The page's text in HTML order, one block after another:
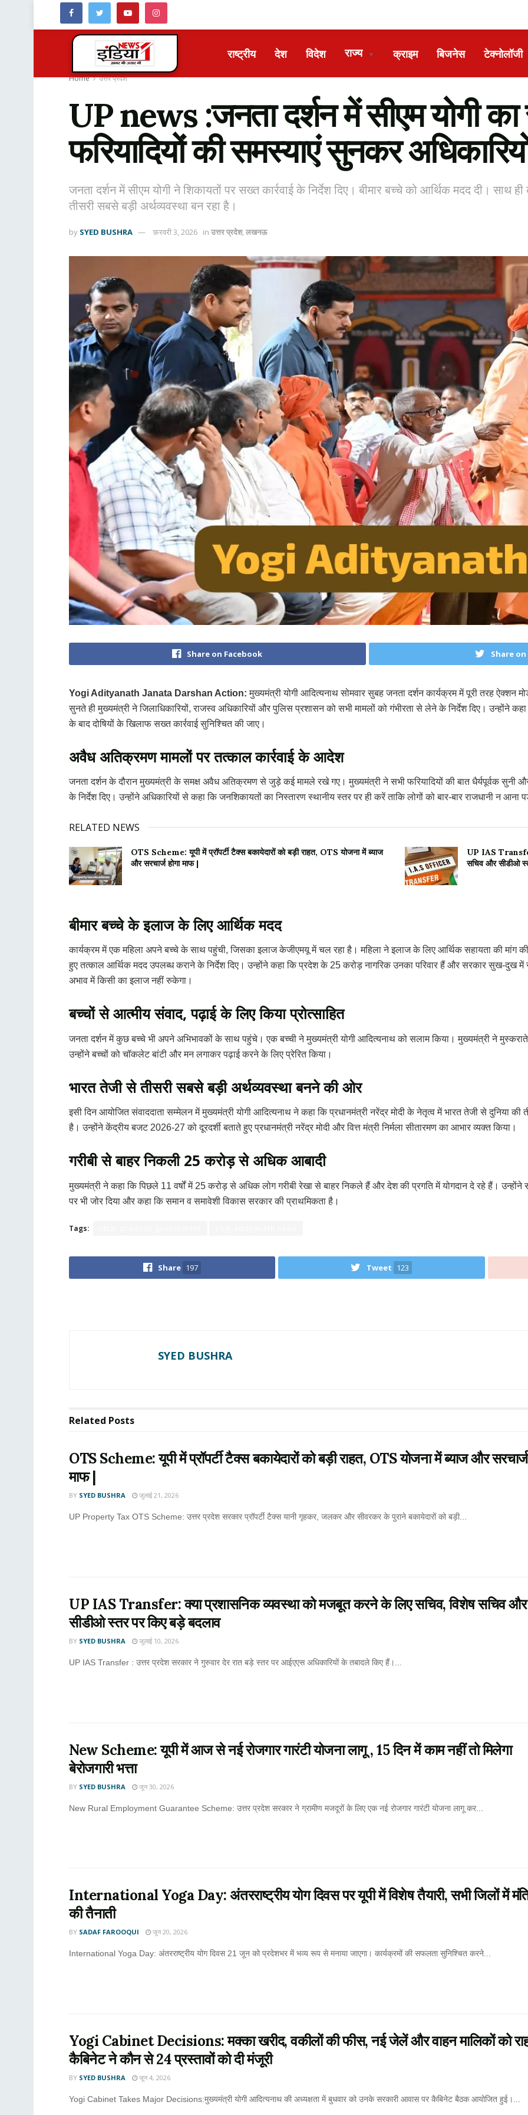
राष्ट्रीय देश विदेश राज्य ▼ क्राइम बिजनेस टेक्नोलॉजी
Home उत्तर प्रदेश
UP news :जनता दर्शन में सीएम योगी
फरियादियों की समस्याएं सुनकर
जनता दर्शन में सीएम योगी ने शिकायतों पर सख्त कार्रवाई के निर्देश दिए। बीमार बच्चे को आर्थिक मदद दी। साथ
तीसरी सबसे बड़ी अर्थव्यवस्था बन रहा है।
by SYED BUSHRA फ़रवरी 3, 2026 in उत्तर प्रदेश,लखनऊ
Share on Facebook Share
Yogi Adityanath Janata Darshan Action: मुख्यमंत्री योगी आदित्यनाथ सोमवार सुबह जनता दर्शन कार्यक्रम में पूरी तरह ऐक्शन
सुनते ही मुख्यमंत्री ने जिलाधिकारियों, राजस्व अधिकारियों और पुलिस प्रशासन को सभी मामलों को गंभीरता से लेने के निर्देश दिए। उन्होंने
के बाद दोषियों के खिलाफ सख्त कार्रवाई सुनिश्चित की जाए।
अवैध अतिक्रमण मामलों पर तत्काल कार्रवाई के आदेश
जनता दर्शन के दौरान मुख्यमंत्री के समक्ष अवैध अतिक्रमण से जुड़े कई मामले रखे गए। मुख्यमंत्री ने सभी फरियादियों की बात धैर्यपूर्वक सुनी
के निर्देश दिए। उन्होंने अधिकारियों से कहा कि जनशिकायतों का निस्तारण स्थानीय स्तर पर ही करें ताकि लोगों को बार-बार राजधानी न आना
RELATED NEWS
OTS Scheme: यूपी में प्रॉपर्टी टैक्स बकायेदारों को बड़ी राहत, OTS योजना में ब्याज
और सरचार्ज होगा माफ |
UP IAS
सचिव और सीडीओ
बीमार बच्चे के इलाज के लिए आर्थिक मदद
कार्यक्रम में एक महिला अपने बच्चे के साथ पहुंची, जिसका इलाज केजीएमयू में चल रहा है। महिला ने इलाज के लिए आर्थिक सहायता की मांग
हुए तत्काल आर्थिक मदद उपलब्ध कराने के निर्देश दिए। उन्होंने कहा कि प्रदेश के 25 करोड़ नागरिक उनका परिवार हैं और सरकार सुख-दुख
अभाव में किसी का इलाज नहीं रुकेगा।
बच्चों से आत्मीय संवाद, पढ़ाई के लिए किया प्रोत्साहित
जनता दर्शन में कुछ बच्चे भी अपने अभिभावकों के साथ पहुंचे। एक बच्ची ने मुख्यमंत्री योगी आदित्यनाथ को सलाम किया। मुख्यमंत्री ने
उन्होंने बच्चों को चॉकलेट बांटी और मन लगाकर पढ़ाई करने के लिए प्रेरित किया।
भारत तेजी से तीसरी सबसे बड़ी अर्थव्यवस्था बनने की ओर
इसी दिन आयोजित संवाददाता सम्मेलन में मुख्यमंत्री योगी आदित्यनाथ ने कहा कि प्रधानमंत्री नरेंद्र मोदी के नेतृत्व में भारत तेजी से दुनिया
है। उन्होंने केंद्रीय बजट 2026-27 को दूरदर्शी बताते हुए प्रधानमंत्री नरेंद्र मोदी और वित्त मंत्री निर्मला सीतारमण का आभार व्यक्त किया।
गरीबी से बाहर निकली 25 करोड़ से अधिक आबादी
मुख्यमंत्री ने कहा कि पिछले 11 वर्षों में 25 करोड़ से अधिक लोग गरीबी रेखा से बाहर निकले हैं और देश की प्रगति में योगदान दे रहे हैं। उन्होंने
पर भी जोर दिया और कहा कि समान व समावेशी विकास सरकार की प्राथमिकता है।
Tags:
Share 197 Tweet 123
SYED BUSHRA
Related Posts
OTS Scheme: यूपी में प्रॉपर्टी टैक्स बकायेदारों को बड़ी राहत, OTS योजना में ब्याज और सरचार्ज
माफ |
BY SYED BUSHRA जुलाई 21, 2026
UP Property Tax OTS Scheme: उत्तर प्रदेश सरकार प्रॉपर्टी टैक्स यानी गृहकर, जलकर और सीवरकर के पुराने बकायेदारों को बड़ी...
UP IAS Transfer: क्या प्रशासनिक व्यवस्था को मजबूत करने के लिए सचिव, विशेष सचिव और
सीडीओ स्तर पर किए बड़े बदलाव
BY SYED BUSHRA जुलाई 10, 2026
UP IAS Transfer : उत्तर प्रदेश सरकार ने गुरुवार देर रात बड़े स्तर पर आईएएस अधिकारियों के तबादले किए हैं।...
New Scheme: यूपी में आज से नई रोजगार गारंटी योजना लागू , 15 दिन में काम नहीं तो मिलेगा
बेरोजगारी भत्ता
BY SYED BUSHRA जून 30, 2026
New Rural Employment Guarantee Scheme: उत्तर प्रदेश सरकार ने ग्रामीण मजदूरों के लिए एक नई रोजगार गारंटी योजना लागू कर...
International Yoga Day: अंतरराष्ट्रीय योग दिवस पर यूपी में विशेष तैयारी, सभी जिलों में
की तैनाती
BY SADAF FAROOQUI जून 20, 2026
International Yoga Day: अंतरराष्ट्रीय योग दिवस 21 जून को प्रदेशभर में भव्य रूप से मनाया जाएगा। कार्यक्रमों की सफलता सुनिश्चित करने...
Yogi Cabinet Decisions: मक्का खरीद, वकीलों की फीस, नई जेलें और वाहन मालिकों को
कैबिनेट ने कौन से 24 प्रस्तावों को दी मंजूरी
BY SYED BUSHRA जून 4, 2026
Yogi Cabinet Takes Major Decisions:मुख्यमंत्री योगी आदित्यनाथ की अध्यक्षता में बुधवार को उनके सरकारी आवास पर कैबिनेट बैठक आयोजित हुई।...